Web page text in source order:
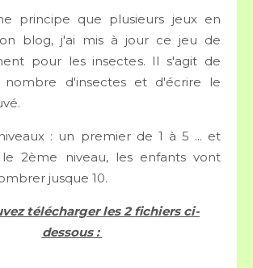
principe que plusieurs jeux en
blog, j'ai mis à jour ce jeu de
pour les insectes. Il s'agit de
d'insectes et d'écrire le
: un premier de 1 à 5 ... et
2ème niveau, les enfants vont
jusque 10.
télécharger les 2 fichiers ci-
dessous :